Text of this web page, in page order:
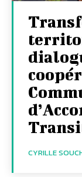
CYRILLE